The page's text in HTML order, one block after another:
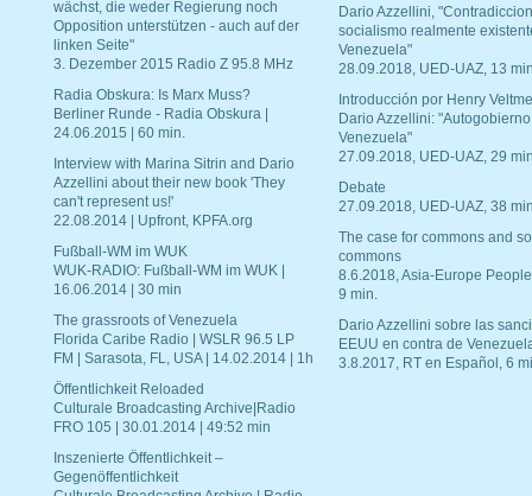
wächst, die weder Regierung noch
Opposition unterstützen - auch auf der
linken Seite"
3. Dezember 2015 Radio Z 95.8 MHz
Radia Obskura: Is Marx Muss?
Berliner Runde - Radia Obskura |
24.06.2015 | 60 min.
Interview with Marina Sitrin and Dario
Azzellini about their new book 'They
can't represent us!'
22.08.2014 | Upfront, KPFA.org
Fußball-WM im WUK
WUK-RADIO: Fußball-WM im WUK |
16.06.2014 | 30 min
The grassroots of Venezuela
Florida Caribe Radio | WSLR 96.5 LP
FM | Sarasota, FL, USA | 14.02.2014 | 1h
Öffentlichkeit Reloaded
Culturale Broadcasting Archive|Radio
FRO 105 | 30.01.2014 | 49:52 min
Inszenierte Öffentlichkeit –
Gegenöffentlichkeit
Dario Azzellini,
socialismo realmente
Venezuela"
28.09.2018, UED-UAZ, 13
Introducción por Henry
Dario Azzellini:
Venezuela"
27.09.2018, UED-UAZ, 29
Debate
27.09.2018, UED-UAZ, 38
The case for commons and
commons
8.6.2018, Asia-Europe
9 min.
Dario Azzellini sobre las
EEUU en contra de
3.8.2017, RT en Español, 6